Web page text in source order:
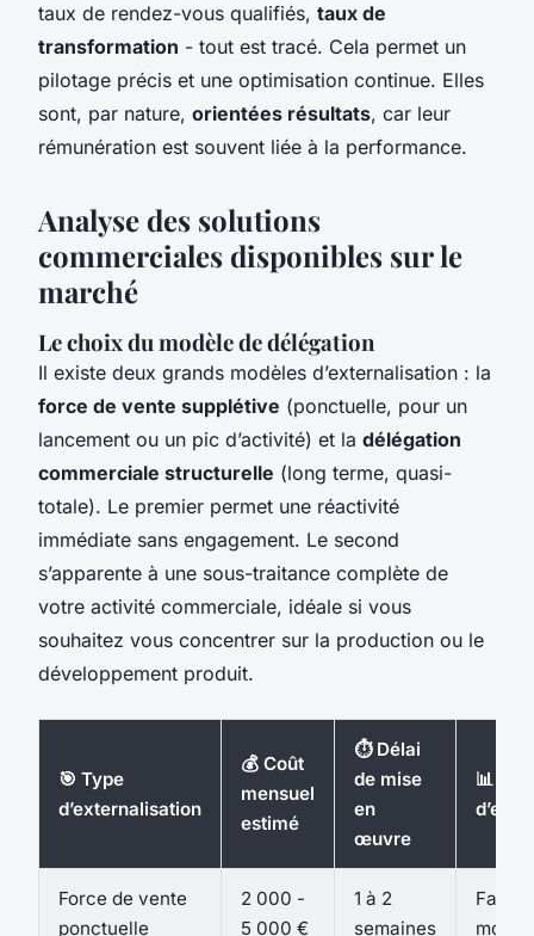
taux de rendez-vous qualifiés, taux de
transformation - tout est tracé. Cela permet un
pilotage précis et une optimisation continue. Elles
sont, par nature, orientées résultats, car leur
rémunération est souvent liée à la performance.
Analyse des solutions
commerciales disponibles sur le
marché
Le choix du modèle de délégation
Il existe deux grands modèles d’externalisation : la
force de vente supplétive (ponctuelle, pour un
lancement ou un pic d’activité) et la délégation
commerciale structurelle (long terme, quasi-
totale). Le premier permet une réactivité
immédiate sans engagement. Le second
s’apparente à une sous-traitance complète de
votre activité commerciale, idéale si vous
souhaitez vous concentrer sur la production ou le
développement produit.
🎯 Type
d’externalisation
💰 Coût
mensuel
estimé
⏱️ Délai
de mise
en
œuvre
📊
Force de vente
ponctuelle
2 000 -
5 000 €
1 à 2
semaines
Faible
moyen